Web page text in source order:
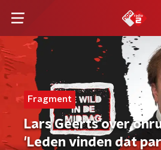
Fragment
Lars Geerts over
'Leden vinden dat